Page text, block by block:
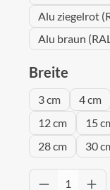
Alu ziegelrot
Alu braun
Breite
3 cm 4 cm
12 cm
15
28 cm
30
Produkt